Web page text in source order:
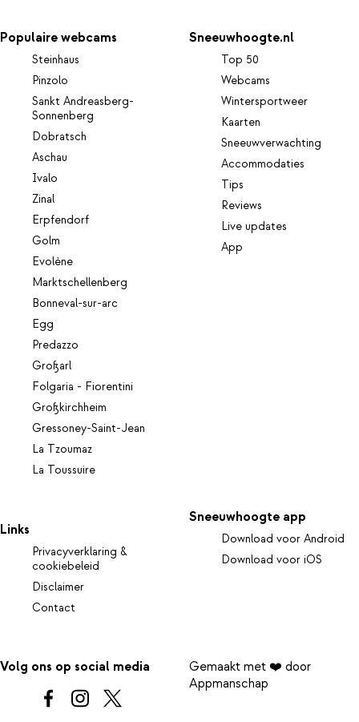
Populaire webcams
Steinhaus
Pinzolo
Sankt Andreasberg-
Sonnenberg
Dobratsch
Aschau
Ivalo
Zinal
Erpfendorf
Golm
Evolène
Marktschellenberg
Bonneval-sur-arc
Egg
Predazzo
Großarl
Folgaria - Fiorentini
Großkirchheim
Gressoney-Saint-Jean
La Tzoumaz
La Toussuire
Sneeuwhoogte.nl
Top 50
Webcams
Wintersportweer
Kaarten
Sneeuwverwachting
Accommodaties
Tips
Reviews
Live updates
App
Links
Privacyverklaring &
cookiebeleid
Disclaimer
Contact
Sneeuwhoogte app
Download voor Android
Download voor iOS
Volg ons op social media
Gemaakt met ❤️ door
Appmanschap